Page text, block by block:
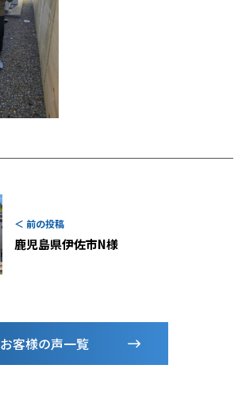
＜ 前の投稿
鹿児島県伊佐市N様
お客様の声一覧